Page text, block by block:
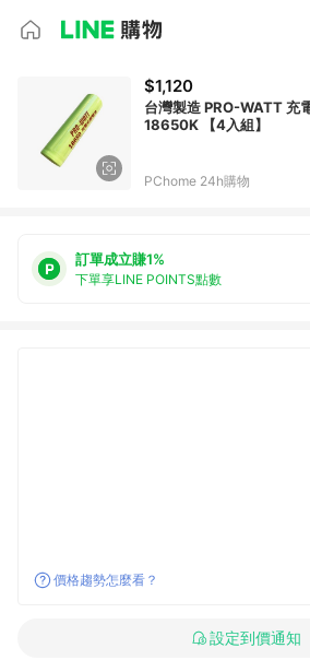
$1,120
台灣製造 PRO-WATT 充
18650K 【4入組】
PChome 24h購物
訂單成立賺1%
下單享LINE POINTS點數
價格趨勢怎麼看？
設定到價通知